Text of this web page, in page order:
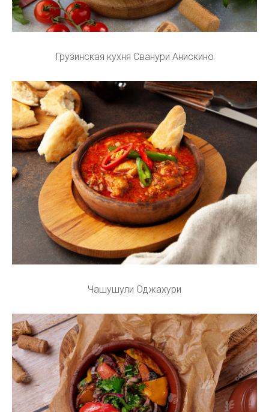
Грузинская кухня Сванури Анискино
Чашушули Оджахури